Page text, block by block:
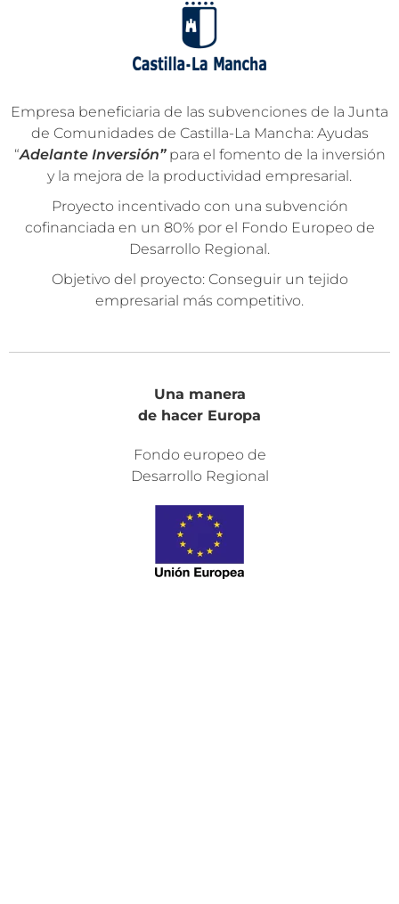
Empresa beneficiaria de las subvenciones de la Junta
de Comunidades de Castilla-La Mancha: Ayudas
“Adelante Inversión”para el fomento de la inversión
y la mejora de la productividad empresarial.
Proyecto incentivado con una subvención
cofinanciada en un 80% por el Fondo Europeo de
Desarrollo Regional.
Objetivo del proyecto: Conseguir un tejido
empresarial más competitivo.
Una manera
de hacer Europa
Fondo europeo de
Desarrollo Regional